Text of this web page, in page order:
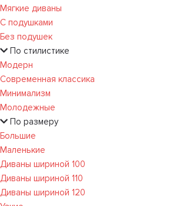
Мягкие диваны
С подушками
Без подушек
По стилистике
Модерн
Современная классика
Минимализм
Молодежные
По размеру
Большие
Маленькие
Диваны шириной 100
Диваны шириной 110
Диваны шириной 120